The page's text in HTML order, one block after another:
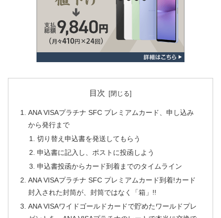
目次
ANA VISAプラチナ SFC プレミアムカード、申し込み
から発行まで
切り替え申込書を発送してもらう
申込書に記入し、ポストに投函しよう
申込書投函からカード到着までのタイムライン
ANA VISAプラチナ SFC プレミアムカード到着!カード
封入された封筒が、封筒ではなく「箱」!!
ANA VISAワイドゴールドカードで貯めたワールドプレ